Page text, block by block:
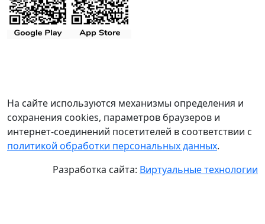
На сайте используются механизмы определения и
сохранения cookies, параметров браузеров и
интернет-соединений посетителей в соответствии с
политикой обработки персональных данных.
Разработка сайта: Виртуальные технологии